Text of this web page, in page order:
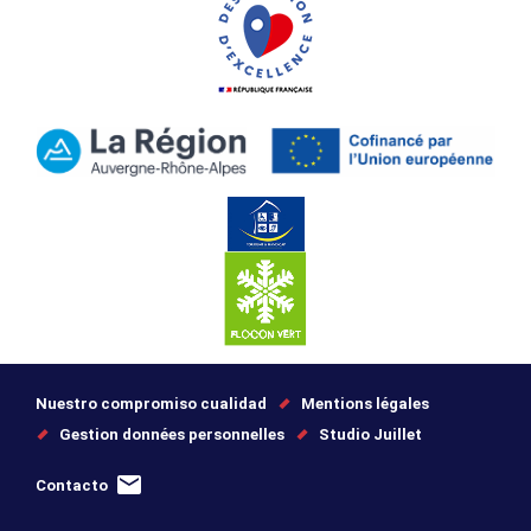
Nuestro compromiso cualidad
Mentions légales
Gestion données personnelles
Studio Juillet
Contacto